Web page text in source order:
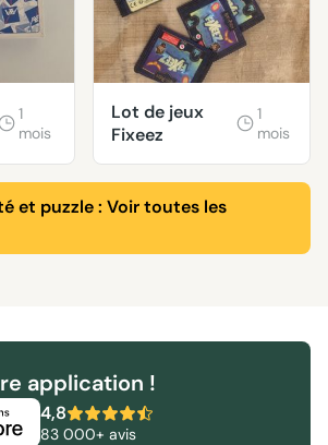
1
mois
Lot de jeux
Fixeez
1
mois
et puzzle : Voir toutes les
application !
4,8
83 000+ avis